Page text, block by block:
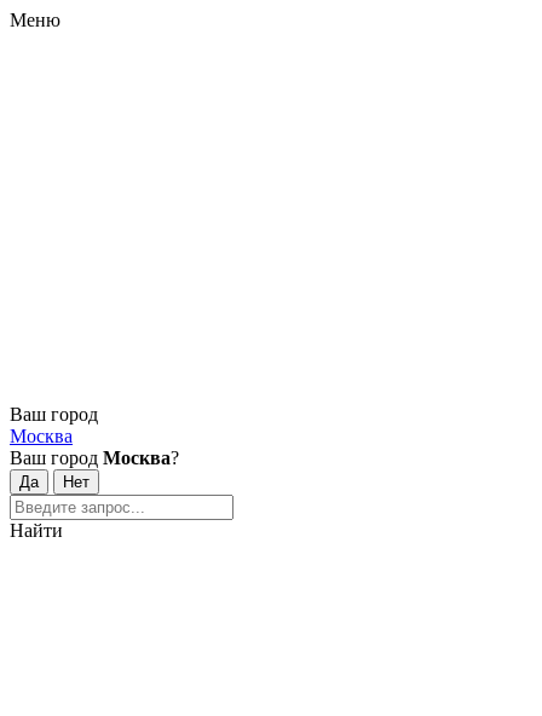
Меню
Ваш город
Москва
Ваш город Москва?
Найти